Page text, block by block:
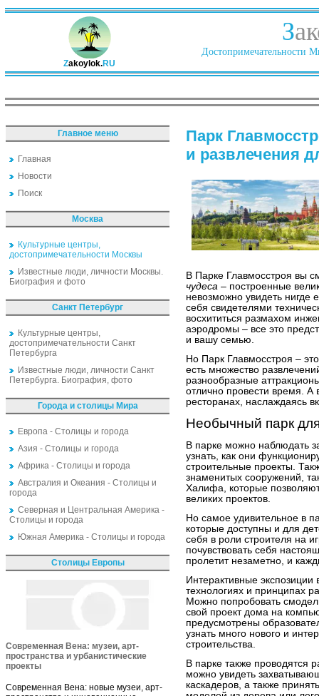
Zakoylok.RU
З
Достопримечательности
Главное меню
Главная
Новости
Поиск
Москва
Культурные центры,
достопримечательности Москвы
Известные люди, личности Москвы.
Биография и фото
Санкт Петербург
Культурные центры,
достопримечательности Санкт
Петербурга
Известные люди, личности Санкт
Петербурга. Биография, фото
Города и столицы Мира
Европа - Столицы и города
Азия - Столицы и города
Африка - Столицы и города
Австралия и Океания - Столицы и
города
Северная и Центральная Америка -
Столицы и города
Южная Америка - Столицы и города
Столицы Европы
Современная Вена: музеи, арт-
пространства и урбанистические
проекты
Современная Вена: новые музеи, арт-
Парк
и развлечения
В Парке Главмосстроя вы
чудеса – построенные
невозможно увидеть нигде
себя свидетелями
восхититься размахом
аэродромы – все это
и вашу семью.
Но Парк Главмосстроя –
есть множество
разнообразные
отлично провести время. А
ресторанах, наслаждаясь
Необычный парк
В парке можно наблюдать
узнать, как они
строительные проекты.
знаменитых сооружений,
Халифа, которые
великих проектов.
Но самое удивительное в
которые доступны и для
себя в роли строителя на
почувствовать себя
пролетит незаметно, и
Интерактивные экспозиции
технологиях и принципах
Можно попробовать
свой проект дома на
предусмотрены
узнать много нового и
строительства.
В парке также проводятся
можно увидеть
каскадеров, а также